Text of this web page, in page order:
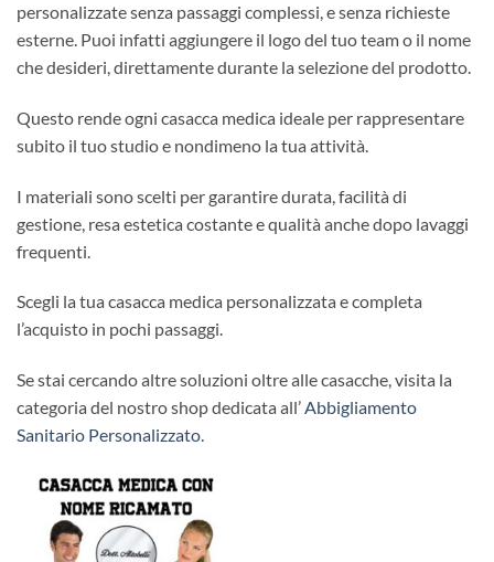
personalizzate senza passaggi complessi, e senza richieste
esterne. Puoi infatti aggiungere il logo del tuo team o il nome
che desideri, direttamente durante la selezione del prodotto.
Questo rende ogni casacca medica ideale per rappresentare
subito il tuo studio e nondimeno la tua attività.
I materiali sono scelti per garantire durata, facilità di
gestione, resa estetica costante e qualità anche dopo lavaggi
frequenti.
Scegli la tua casacca medica personalizzata e completa
l’acquisto in pochi passaggi.
Se stai cercando altre soluzioni oltre alle casacche, visita la
categoria del nostro shop dedicata all’Abbigliamento
Sanitario Personalizzato.